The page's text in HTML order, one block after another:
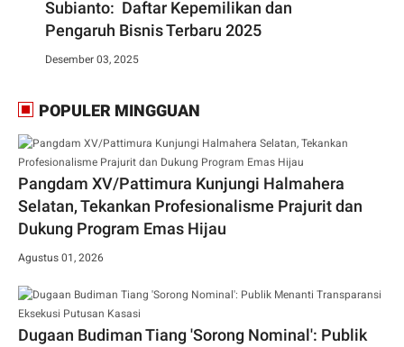
Subianto: Daftar Kepemilikan dan
Pengaruh Bisnis Terbaru 2025
Desember 03, 2025
POPULER MINGGUAN
Pangdam XV/Pattimura Kunjungi Halmahera
Selatan, Tekankan Profesionalisme Prajurit dan
Dukung Program Emas Hijau
Agustus 01, 2026
Dugaan Budiman Tiang 'Sorong Nominal': Publik